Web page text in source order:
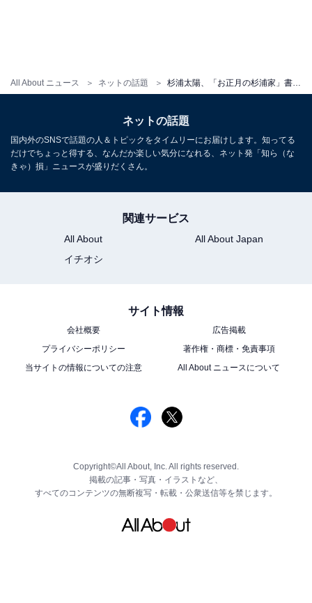
All About ニュース ネットの話題 杉浦太陽、「お正月の杉浦家」書き初めショットと第5子・次女の顔出しアップ写真に反響！
ネットの話題
国内外のSNSで話題の人＆トピックをタイムリーにお届けします。知ってる
だけでちょっと得する、なんだか楽しい気分になれる、ネット発「知ら（な
きゃ）損」ニュースが盛りだくさん。
関連サービス
All About
All About Japan
イチオシ
サイト情報
会社概要
広告掲載
プライバシーポリシー
著作権・商標・免責事項
当サイトの情報についての注意
All About ニュースについて
Copyright©All About, Inc. All rights reserved.
掲載の記事・写真・イラストなど、
すべてのコンテンツの無断複写・転載・公衆送信等を禁じます。